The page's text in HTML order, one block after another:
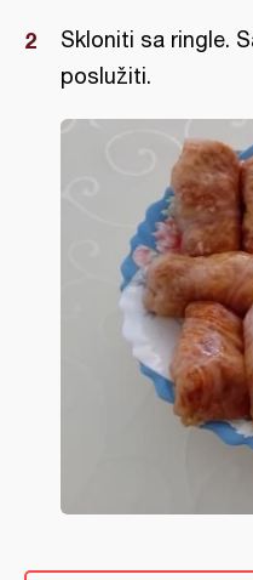
Skloniti sa ringle.
poslužiti.